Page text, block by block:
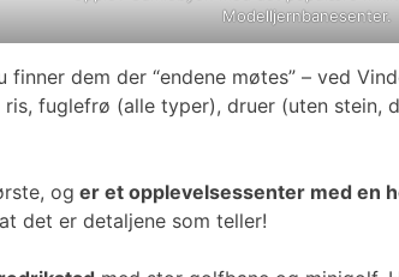
Modelljernbanesenter.
dem der “endene møtes” – ved
fuglefrø (alle typer), druer (uten
og er et opplevelsessenter med en
det er detaljene som teller!